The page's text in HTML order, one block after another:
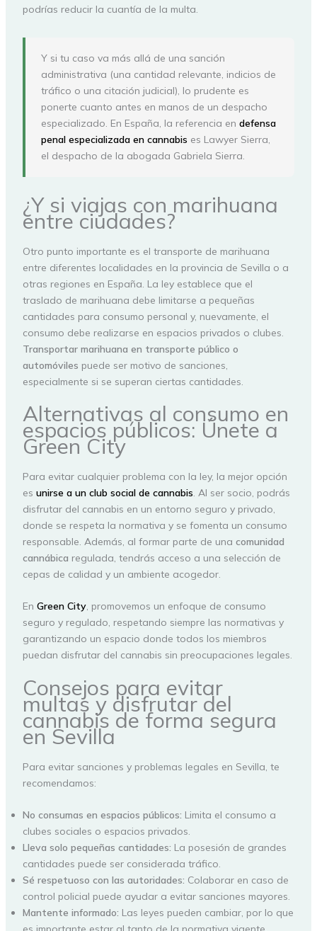
podrías reducir la cuantía de la multa.
Y si tu caso va más allá de una sanción
administrativa (una cantidad relevante, indicios de
tráfico o una citación judicial), lo prudente es
ponerte cuanto antes en manos de un despacho
especializado. En España, la referencia en defensa
penal especializada en cannabis es Lawyer Sierra,
el despacho de la abogada Gabriela Sierra.
¿Y si viajas con marihuana
entre ciudades?
Otro punto importante es el transporte de marihuana
entre diferentes localidades en la provincia de Sevilla o a
otras regiones en España. La ley establece que el
traslado de marihuana debe limitarse a pequeñas
cantidades para consumo personal y, nuevamente, el
consumo debe realizarse en espacios privados o clubes.
Transportar marihuana en transporte público o
automóviles puede ser motivo de sanciones,
especialmente si se superan ciertas cantidades.
Alternativas al consumo en
espacios públicos: Únete a
Green City
Para evitar cualquier problema con la ley, la mejor opción
es unirse a un club social de cannabis. Al ser socio, podrás
disfrutar del cannabis en un entorno seguro y privado,
donde se respeta la normativa y se fomenta un consumo
responsable. Además, al formar parte de una comunidad
cannábica regulada, tendrás acceso a una selección de
cepas de calidad y un ambiente acogedor.
En Green City, promovemos un enfoque de consumo
seguro y regulado, respetando siempre las normativas y
garantizando un espacio donde todos los miembros
puedan disfrutar del cannabis sin preocupaciones legales.
Consejos para evitar
multas y disfrutar del
cannabis de forma segura
en Sevilla
Para evitar sanciones y problemas legales en Sevilla, te
recomendamos:
No consumas en espacios públicos: Limita el consumo a
clubes sociales o espacios privados.
Lleva solo pequeñas cantidades: La posesión de grandes
cantidades puede ser considerada tráfico.
Sé respetuoso con las autoridades: Colaborar en caso de
control policial puede ayudar a evitar sanciones mayores.
Mantente informado: Las leyes pueden cambiar, por lo que